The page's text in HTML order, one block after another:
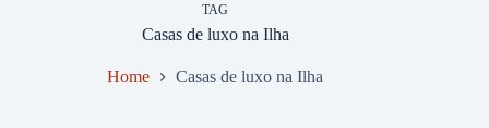
TAG
Casas de luxo na Ilha
Home Casas de luxo na Ilha